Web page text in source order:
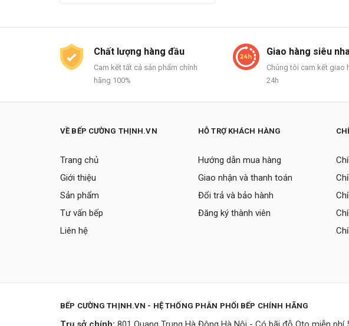
Chất lượng hàng đầu
Cam kết tất cả sản phẩm chính
hãng 100%
Giao hàng siêu
Chúng tôi cam kết giao
24h
VỀ BẾP CƯỜNG THỊNH.VN
Trang chủ
Giới thiệu
Sản phẩm
Tư vấn bếp
Liên hệ
HỖ TRỢ KHÁCH HÀNG
Hướng dẫn mua hàng
Giao nhận và thanh toán
Đổi trả và bảo hành
Đăng ký thành viên
BẾP CƯỜNG THỊNH.VN - HỆ THỐNG PHÂN PHỐI BẾP CHÍNH HÃNG